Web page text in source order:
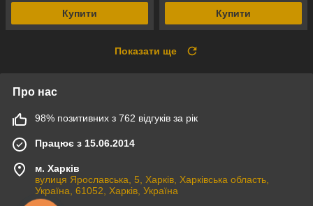
Купити Купити
Показати ще
Про нас
98% позитивних з 762 відгуків за рік
Працює з 15.06.2014
м. Харків
вулиця Ярославська, 5, Харків, Харківська область,
Україна, 61052, Харків, Україна